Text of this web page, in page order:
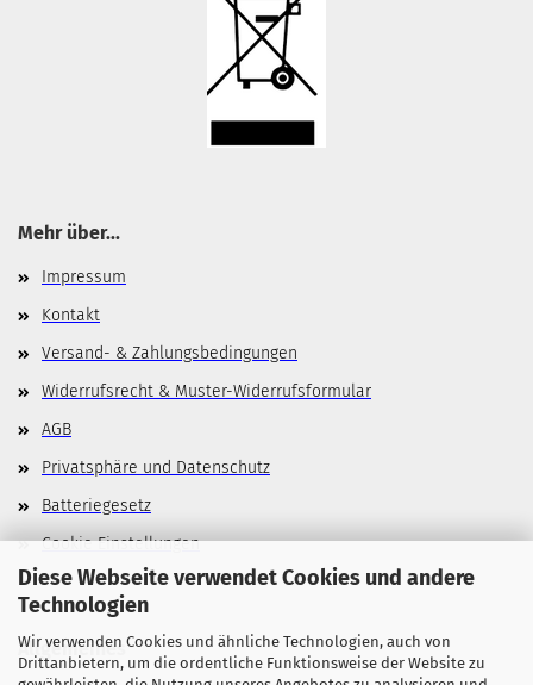
Diese Webseite verwendet Cookies und andere
Technologien
Wir verwenden Cookies und ähnliche Technologien, auch von
Drittanbietern, um die ordentliche Funktionsweise der Website zu
Mehr über...
Impressum
Kontakt
Versand- & Zahlungsbedingungen
Widerrufsrecht & Muster-Widerrufsformular
AGB
Privatsphäre und Datenschutz
Batteriegesetz
Cookie Einstellungen
Allgemeines